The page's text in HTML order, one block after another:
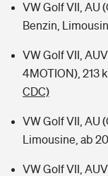
VW Golf VII, AU
Benzin,
VW Golf VII,
4MOTION), 213
CDC)
VW Golf VII, AU
Limousine, ab
VW Golf VII, AUV